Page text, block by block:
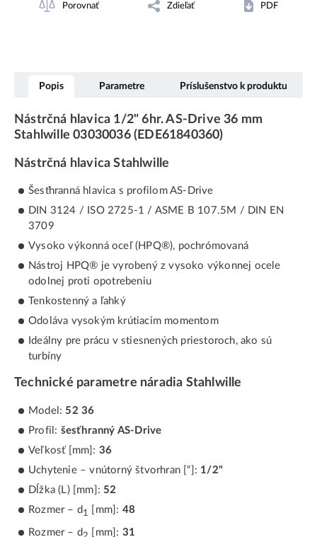
Porovnať Zdieľať PDF
Popis Parametre Príslušenstvo k produktu
Nástrčná hlavica 1/2" 6hr. AS-Drive 36 mm
Stahlwille 03030036 (EDE61840360)
Nástrčná hlavica Stahlwille
Šesťhranná hlavica s profilom AS-Drive
DIN 3124 / ISO 2725-1 / ASME B 107.5M / DIN EN
3709
Vysoko výkonná oceľ (HPQ®), pochrómovaná
Nástroj HPQ® je vyrobený z vysoko výkonnej ocele
odolnej proti opotrebeniu
Tenkostenný a ľahký
Odoláva vysokým krútiacim momentom
Ideálny pre prácu v stiesnených priestoroch, ako sú
turbíny
Technické parametre náradia Stahlwille
Model:52 36
Profil: šesťhranný AS-Drive
Veľkosť [mm]: 36
Uchytenie – vnútorný štvorhran [“]: 1/2"
Dĺžka (L) [mm]:52
Rozmer – d1 [mm]: 48
Rozmer – d [mm]: 31